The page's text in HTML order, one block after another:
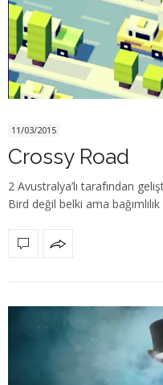
11/03/2015
Crossy Road
2 Avustralya’lı tarafından
Bird değil belki ama